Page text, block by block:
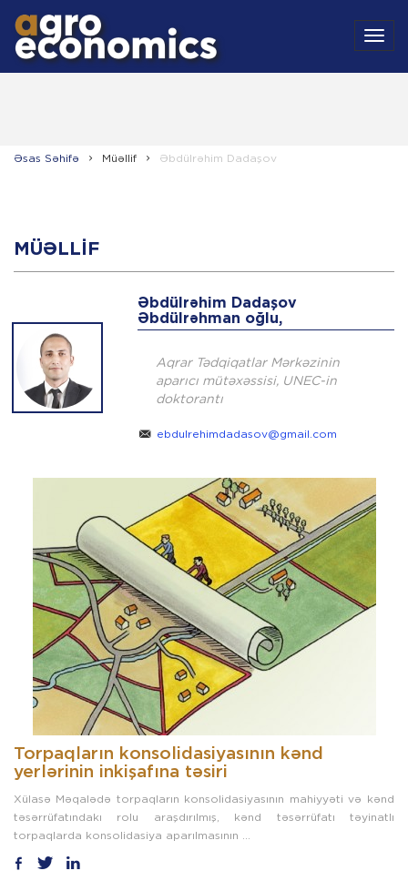
Əsas Səhifə Müəllif Əbdülrəhim Dadaşov
MÜƏLLIF
Əbdülrəhim Dadaşov
Əbdülrəhman oğlu,
Aqrar Tədqiqatlar Mərkəzinin
aparıcı mütəxəssisi, UNEC-in
doktorantı
ebdulrehimdadasov@gmail.com
Torpaqların konsolidasiyasının kənd
yerlərinin inkişafına təsiri
Xülasə Məqalədə torpaqların konsolidasiyasının mahiyyəti və kənd
təsərrüfatındakı rolu araşdırılmış, kənd təsərrüfatı təyinatlı
torpaqlarda konsolidasiya aparılmasının ...